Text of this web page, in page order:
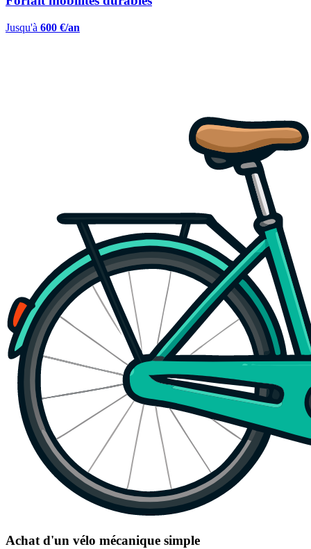
Jusqu'à 600 €/an
Achat d'un vélo mécanique simple